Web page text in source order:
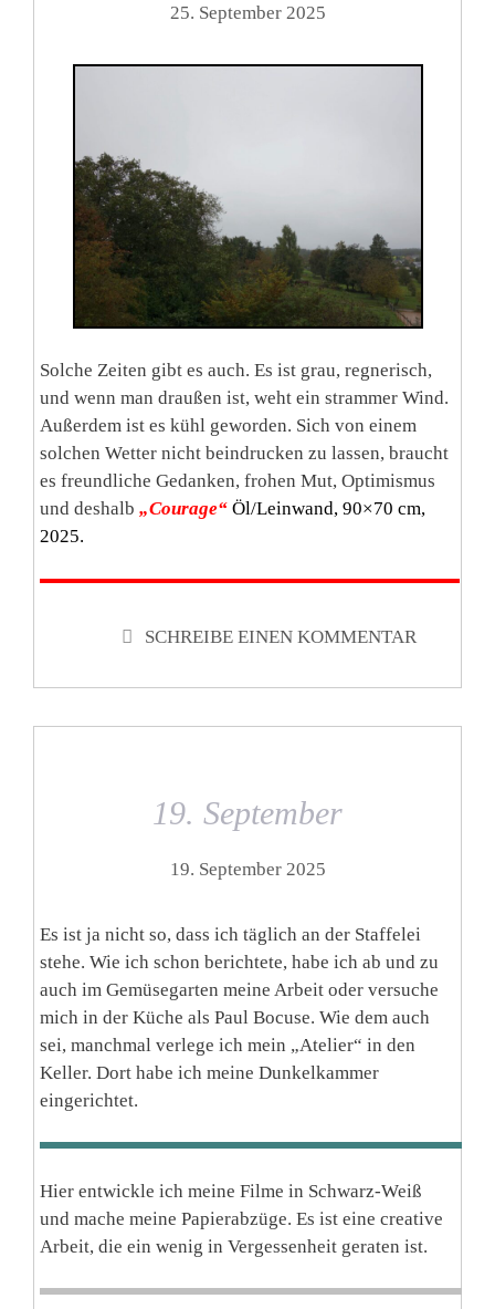
25. September 2025
Solche Zeiten gibt es auch. Es ist grau, regnerisch,
und wenn man draußen ist, weht ein strammer Wind.
Außerdem ist es kühl geworden. Sich von einem
solchen Wetter nicht beindrucken zu lassen, braucht
es freundliche Gedanken, frohen Mut, Optimismus
und deshalb „Courage“ Öl/Leinwand, 90×70 cm,
2025.
SCHREIBE EINEN KOMMENTAR
19. September
19. September 2025
Es ist ja nicht so, dass ich täglich an der Staffelei
stehe. Wie ich schon berichtete, habe ich ab und zu
auch im Gemüsegarten meine Arbeit oder versuche
mich in der Küche als Paul Bocuse. Wie dem auch
sei, manchmal verlege ich mein „Atelier“ in den
Keller. Dort habe ich meine Dunkelkammer
eingerichtet.
Hier entwickle ich meine Filme in Schwarz-Weiß
und mache meine Papierabzüge. Es ist eine creative
Arbeit, die ein wenig in Vergessenheit geraten ist.